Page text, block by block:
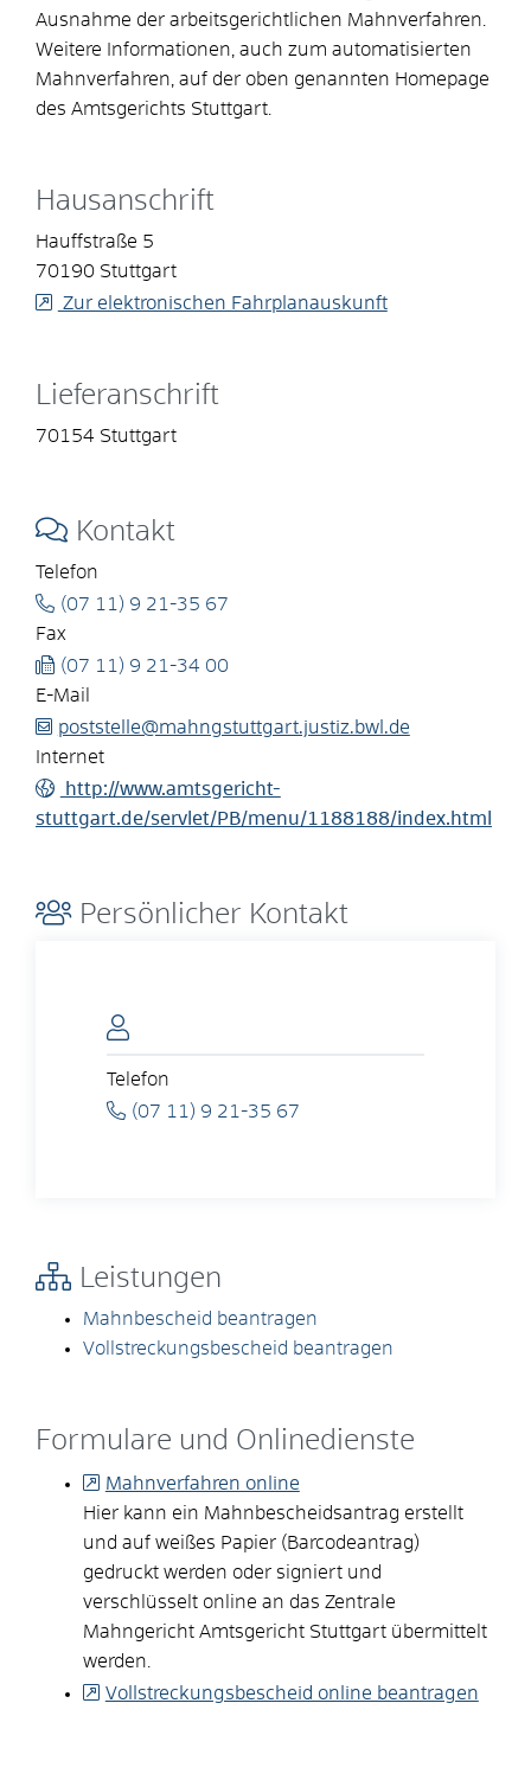
Ausnahme der arbeitsgerichtlichen Mahnverfahren.
Weitere Informationen, auch zum automatisierten
Mahnverfahren, auf der oben genannten Homepage
des Amtsgerichts Stuttgart.
Hausanschrift
Hauffstraße 5
70190 Stuttgart
Zur elektronischen Fahrplanauskunft
Lieferanschrift
70154 Stuttgart
Kontakt
Telefon
(07 11) 9 21-35 67
Fax
(07 11) 9 21-34 00
E-Mail
poststelle@mahngstuttgart.justiz.bwl.de
Internet
http://www.amtsgericht-
stuttgart.de/servlet/PB/menu/1188188/index.html
Persönlicher Kontakt
Telefon
(07 11) 9 21-35 67
Leistungen
Mahnbescheid beantragen
Vollstreckungsbescheid beantragen
Formulare und Onlinedienste
Mahnverfahren online
Hier kann ein Mahnbescheidsantrag erstellt
und auf weißes Papier (Barcodeantrag)
gedruckt werden oder signiert und
verschlüsselt online an das Zentrale
Mahngericht Amtsgericht Stuttgart übermittelt
werden.
Vollstreckungsbescheid online beantragen